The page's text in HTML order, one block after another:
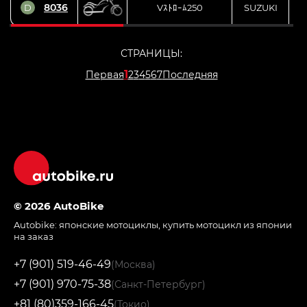
D 8036 Vｽﾄﾛｰﾑ250 SUZUKI
СТРАНИЦЫ:
Первая1234567Последняя
© 2026 AutoBike
Autobike: японские мотоциклы, купить мотоцикл из японии
на заказ
+7 (901) 519-46-49(Москва)
+7 (901) 970-75-38(Санкт-Петербург)
+81 (80)359-166-45(Токио)